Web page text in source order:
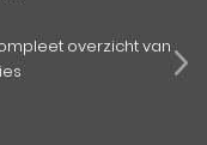
overzicht van